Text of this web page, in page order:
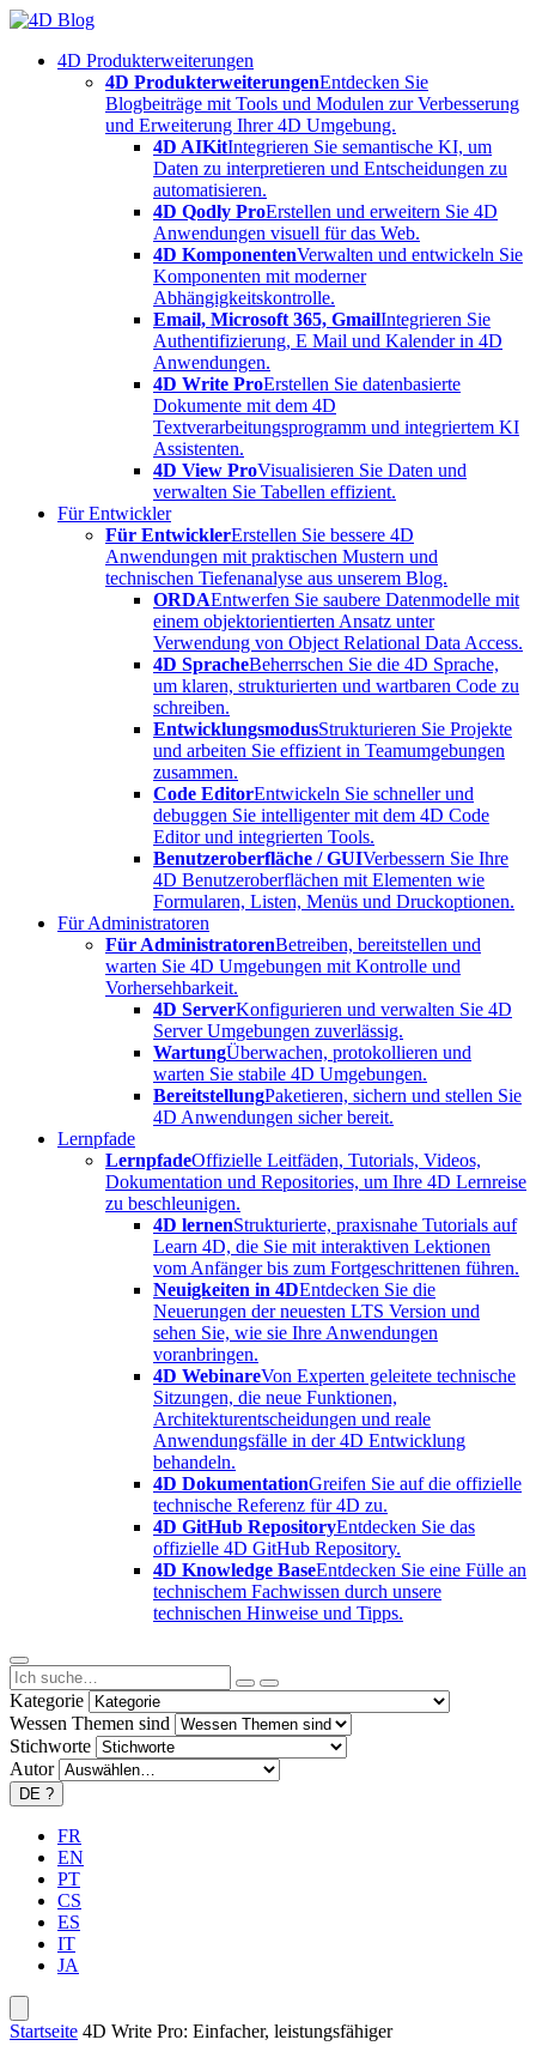
Skip
content4D Produkterweiterungen
4D ProdukterweiterungenEntdecken Sie
Blogbeiträge mit Tools und Modulen zur Verbesserung
und Erweiterung Ihrer 4D Umgebung.
4D AIKitIntegrieren Sie semantische KI, um
Daten zu interpretieren und Entscheidungen zu
automatisieren.
4D Qodly ProErstellen und erweitern Sie 4D
Anwendungen visuell für das Web.
4D KomponentenVerwalten und entwickeln Sie
Komponenten mit moderner
Abhängigkeitskontrolle.
Email, Microsoft 365, GmailIntegrieren Sie
Authentifizierung, E Mail und Kalender in 4D
Anwendungen.
4D Write ProErstellen Sie datenbasierte
Dokumente mit dem 4D
Textverarbeitungsprogramm und integriertem KI
Assistenten.
4D View ProVisualisieren Sie Daten und
verwalten Sie Tabellen effizient.
Für Entwickler
Für EntwicklerErstellen Sie bessere 4D
Anwendungen mit praktischen Mustern und
technischen Tiefenanalyse aus unserem Blog.
ORDAEntwerfen Sie saubere Datenmodelle mit
einem objektorientierten Ansatz unter
Verwendung von Object Relational Data Access.
4D SpracheBeherrschen Sie die 4D Sprache,
um klaren, strukturierten und wartbaren Code zu
schreiben.
EntwicklungsmodusStrukturieren Sie Projekte
und arbeiten Sie effizient in Teamumgebungen
zusammen.
Code EditorEntwickeln Sie schneller und
debuggen Sie intelligenter mit dem 4D Code
Editor und integrierten Tools.
Benutzeroberfläche / GUIVerbessern Sie Ihre
4D Benutzeroberflächen mit Elementen wie
Formularen, Listen, Menüs und Druckoptionen.
Für Administratoren
Für AdministratorenBetreiben, bereitstellen und
warten Sie 4D Umgebungen mit Kontrolle und
Vorhersehbarkeit.
4D ServerKonfigurieren und verwalten Sie 4D
Server Umgebungen zuverlässig.
WartungÜberwachen, protokollieren und
warten Sie stabile 4D Umgebungen.
BereitstellungPaketieren, sichern und stellen Sie
4D Anwendungen sicher bereit.
Lernpfade
LernpfadeOffizielle Leitfäden, Tutorials, Videos,
Dokumentation und Repositories, um Ihre 4D Lernreise
zu beschleunigen.
4D lernenStrukturierte, praxisnahe Tutorials auf
Learn 4D, die Sie mit interaktiven Lektionen
vom Anfänger bis zum Fortgeschrittenen führen.
Neuigkeiten in 4DEntdecken Sie die
Neuerungen der neuesten LTS Version und
sehen Sie, wie sie Ihre Anwendungen
voranbringen.
4D WebinareVon Experten geleitete technische
Sitzungen, die neue Funktionen,
Architekturentscheidungen und reale
Anwendungsfälle in der 4D Entwicklung
behandeln.
4D DokumentationGreifen Sie auf die offizielle
technische Referenz für 4D zu.
4D GitHub RepositoryEntdecken Sie das
offizielle 4D GitHub Repository.
4D Knowledge BaseEntdecken Sie eine Fülle an
technischem Fachwissen durch unsere
technischen Hinweise und Tipps.
Kategorie
Wessen Themen sind
Stichworte
Autor
DE ?
FR
EN
PT
CS
ES
IT
JA
Startseite 4D Write Pro: Einfacher, leistungsfähiger